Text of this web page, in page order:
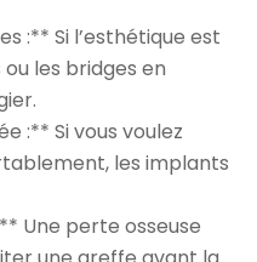
:** Si l’esthétique est
les bridges en
:** Si vous voulez
les implants
Une perte osseuse